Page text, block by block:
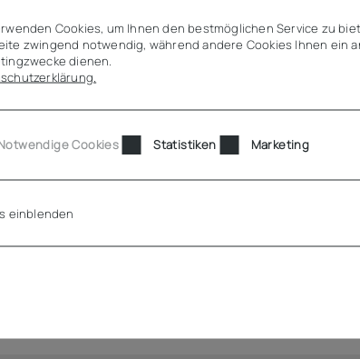
für mehr Stabilität und Volumen
für eine perfekte Stapelbarkeit
ca. 30% Platzgewinn gegenüber rund
eine optimale Präsentation von
Cookies, um Ihnen den bestmöglichen Service zu
zwingend notwendig, während andere Cookies Ihnen ein
dienen.
Cookies Statistiken Marketing
einblenden